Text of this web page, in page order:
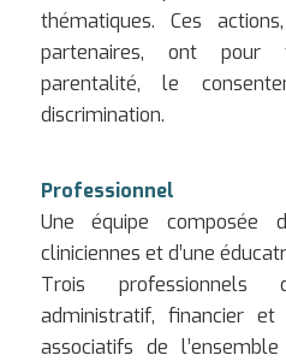
thématiques. Ces
partenaires, ont pour
parentalité, le
discrimination.
Professionnel
Une équipe composée
cliniciennes et d’une
Trois professionnels
administratif, financier
associatifs de